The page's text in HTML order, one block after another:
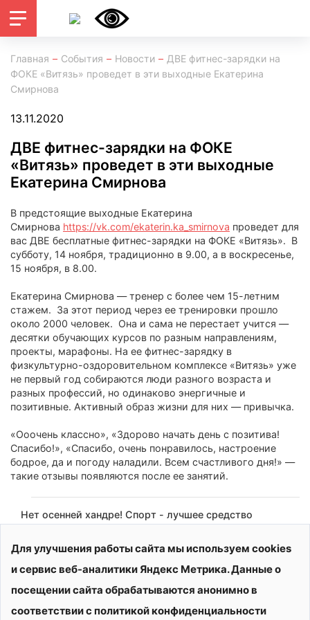
Главная События Новости
ДВЕ фитнес-зарядки на
ФОКЕ «Витязь» проведет в эти выходные Екатерина
Смирнова
13.11.2020
ДВЕ фитнес-зарядки на ФОКЕ
«Витязь» проведет в эти выходные
Екатерина Смирнова
В предстоящие выходные Екатерина
Смирнова https://vk.com/ekaterin.ka_smirnova проведет для
вас ДВЕ бесплатные фитнес-зарядки на ФОКЕ «Витязь». В
субботу, 14 ноября, традиционно в 9.00, а в воскресенье,
15 ноября, в 8.00.
Екатерина Смирнова — тренер с более чем 15-летним
стажем. За этот период через ее тренировки прошло
около 2000 человек. Она и сама не перестает учится —
десятки обучающих курсов по разным направлениям,
проекты, марафоны. На ее фитнес-зарядку в
физкультурно-оздоровительном комплексе «Витязь» уже
не первый год собираются люди разного возраста и
разных профессий, но одинаково энергичные и
позитивные. Активный образ жизни для них — привычка.
«Ооочень классно», «Здорово начать день с позитива!
Спасибо!», «Спасибо, очень понравилось, настроение
бодрое, да и погоду наладили. Всем счастливого дня!» —
такие отзывы появляются после ее занятий.
Нет осенней хандре! Спорт - лучшее средство
борьбы с депрессией. Присоединяйтесь к
компании! У нас субботнее утром скучным не бывает.
Для улучшения работы сайта мы используем cookies
и сервис веб-аналитики Яндекс Метрика. Данные о
посещении сайта обрабатываются анонимно в
соответствии с политикой конфиденциальности